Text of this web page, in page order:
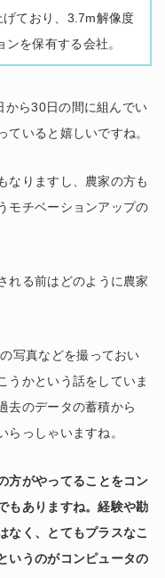
ており、3.7m解像度
を保有する会社。
から30日の間に組んでい
いると嬉しいですね。
なりますし、農家の方も
モチベーションアップの
れる前はどのように農家
写真などを撮っておい
うかという話をしていま
去のデータの蓄積から
らっしゃいますね。
方がやってることをコン
もありますね。経験や勘
なく、とてもプラスなこ
いうのがコンピュータの